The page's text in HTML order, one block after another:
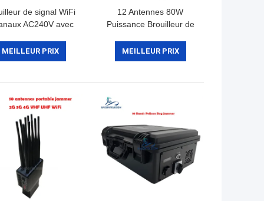
de signal WiFi
AC240V avec
portable de
4000mAH
MEILLEUR PRIX
12 Antennes 80W
Puissance Brouilleur de
WiFi de Bureau pour 2G
3G 4G 5G WiFi GPS
MEILLEUR PRIX